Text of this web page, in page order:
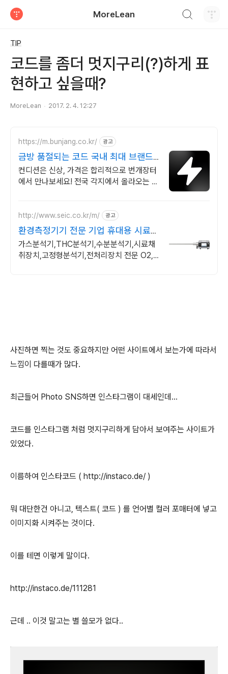
MoreLean
TIP
코드를 좀더 멋지구리(?)하게 표
현하고 싶을때?
MoreLean 2017. 2. 4. 12:27
https://m.bunjang.co.kr/ 광고
금방 품절되는 코드 국내 최대 브랜드
중고거래
컨디션은 신상, 가격은 합리적으로 번개장터
에서 만나보세요! 전국 각지에서 올라오는 전
http://www.seic.co.kr/m/ 광고
환경측정기기 전문 기업 휴대용 시료채
취장치 전문기업
가스분석기,THC분석기,수분분석기,시료채
취장치,고정형분석기,전처리장치 전문 O2,
사진하면 찍는 것도 중요하지만 어떤 사이트에서 보는가에 따라서
느낌이 다를때가 많다.
최근들어 Photo SNS하면 인스타그램이 대세인데...
코드를 인스타그램 처럼 멋지구리하게 담아서 보여주는 사이트가
있었다.
이름하여 인스타코드 ( http://instaco.de/ )
뭐 대단한건 아니고, 텍스트( 코드 ) 를 언어별 컬러 포매터에 넣고
이미지화 시켜주는 것이다.
이를 테면 이렇게 말이다.
http://instaco.de/111281
근데 .. 이것 말고는 별 쓸모가 없다..